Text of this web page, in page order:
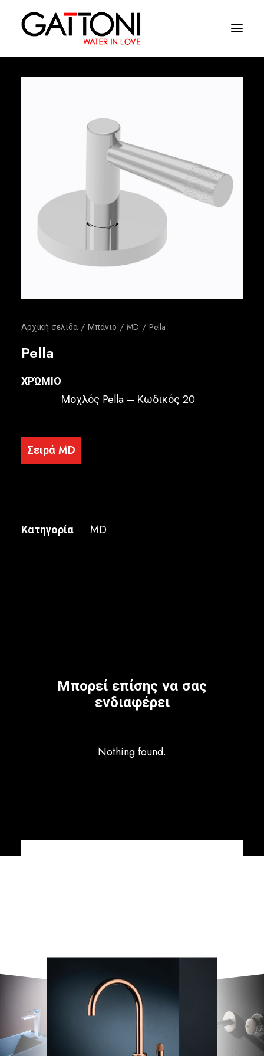
Περιβάλλοντα
Tελειωματα
Που να αγορασετε
Επαφές
Αρχική σελίδα Μπάνιο MD Pella
Pella
ΧΡΏΜΙΟ
Μοχλός Pella – Κωδικός 20
Σειρά MD
Κατηγορία MD
Μπορεί επίσης να σας
ενδιαφέρει
Nothing found.